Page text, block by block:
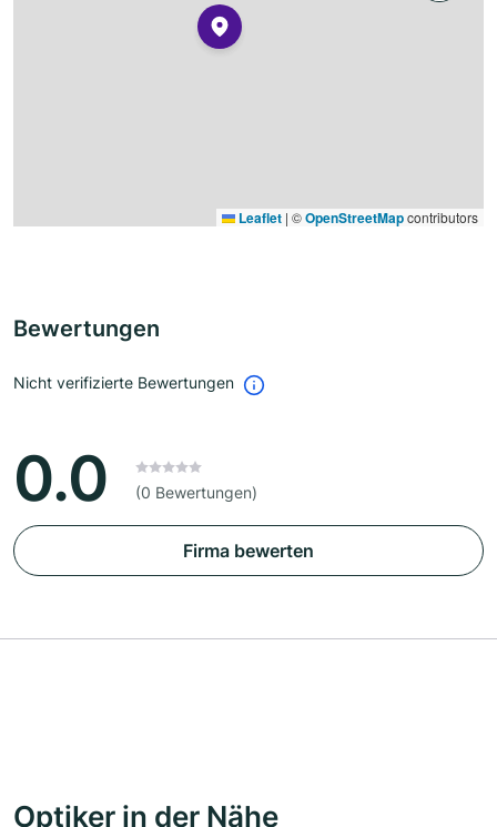
Leaflet | ©OpenStreetMapcontributors
Bewertungen
Nicht verifizierte Bewertungen
0.0 (0 Bewertungen)
Firma bewerten
Optiker in der Nähe